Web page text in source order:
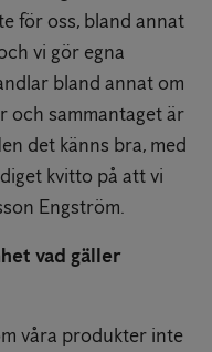
för oss, bland annat
vi gör egna
bland annat om
och sammantaget är
det känns bra, med
kvitto på att vi
Engström.
vad gäller
våra produkter inte